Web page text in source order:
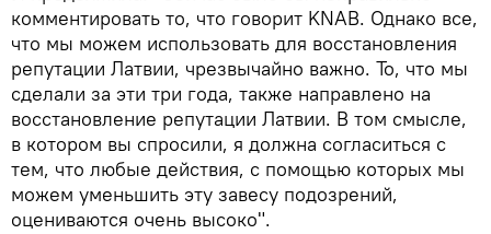
комментировать то, что говорит KNAB. Однако все,
что мы можем использовать для восстановления
репутации Латвии, чрезвычайно важно. То, что мы
сделали за эти три года, также направлено на
восстановление репутации Латвии. В том смысле,
в котором вы спросили, я должна согласиться с
тем, что любые действия, с помощью которых мы
можем уменьшить эту завесу подозрений,
оцениваются очень высоко".